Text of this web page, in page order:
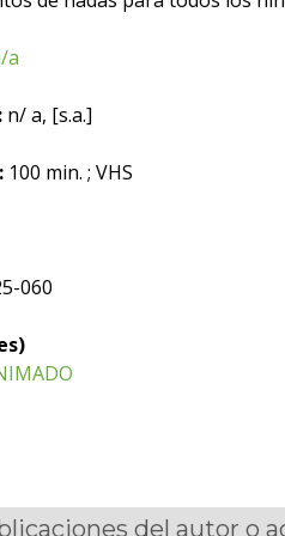
a
n/ a, [s.a.]
100 min. ; VHS
060
del autor o